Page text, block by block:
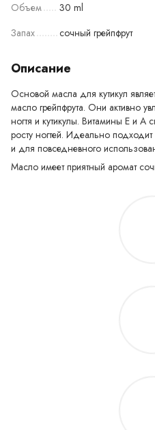
Объем
30 ml
Запах
сочный грейпфрут
Описание
Основой масла для кутикул
масло грейпфрута. Они активно
ногтя и кутикулы. Витамины Е и А
росту ногтей. Идеально
и для повседневного
Масло имеет приятный аромат